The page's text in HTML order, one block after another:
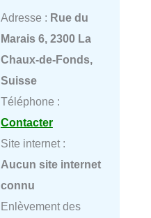
Adresse : Rue du
Marais 6, 2300 La
Chaux-de-Fonds,
Suisse
Téléphone :
Contacter
Site internet :
Aucun site internet
connu
Enlèvement des